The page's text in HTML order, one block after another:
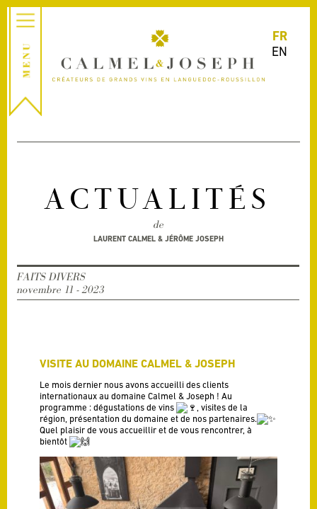
FR
EN
ACTUALITÉS
de
LAURENT CALMEL & JÉRÔME JOSEPH
FAITS DIVERS
novembre 11 - 2023
VISITE AU DOMAINE CALMEL & JOSEPH
Le mois dernier nous avons accueilli des clients
internationaux au domaine Calmel & Joseph ! Au
programme : dégustations de vins
, visites de la
région, présentation du domaine et de nos partenaires.
Quel plaisir de vous accueillir et de vous rencontrer, à
bientôt